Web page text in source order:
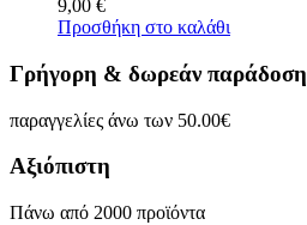
9,00 €
Προσθήκη στο καλάθι
Γρήγορη & δωρεάν παράδοση
παραγγελίες άνω των 50.00€
Αξιόπιστη
Πάνω από 2000 προϊόντα